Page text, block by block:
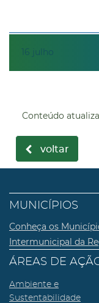
16 julho
Conteúdo
voltar
MUNICÍPIOS
Conheça os
Intermunicipal da
ÁREAS DE
Ambiente e
Sustentabilidade